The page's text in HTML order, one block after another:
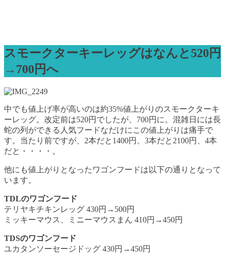
スモークターキーレッグはなんと520円
→700円へ
中でも値上げ率が高いのは約35%値上がりのスモークターキ
ーレッグ。改定前は520円でしたが、700円に。混雑日には長
蛇の列ができる人気フードなだけにこの値上がりは痛手で
す。当たり前ですが、2本だと1400円、3本だと2100円、4本
だと・・・・。
他にも値上がりとなったワゴンフードは以下の通りとなって
います。
TDLのワゴンフード
テリヤキチキンレッグ 430円→500円
ミッキーマウス、ミニーマウスまん 410円→450円
TDSのワゴンフード
ユカタンソーセージドッグ 430円→450円